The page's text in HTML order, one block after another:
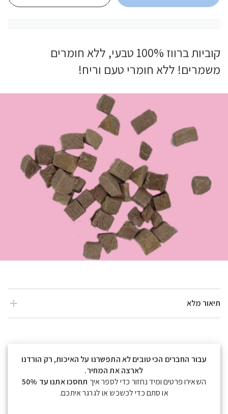
קוביות ברווז 100% טבעי, ללא חומרים
משמרים! ללא חומרי טעם וריח!
תיאור מלא
עבור החברים הכי טובים לא התפשרנו על האיכות, רק הורדנו
לארצה את המחיר.
השאירו פרטים ומיד נחזור כדי לספר איך תחסכו אתנו עד 50%
או סתם כדי לכשכש או לגרגר איתכם.